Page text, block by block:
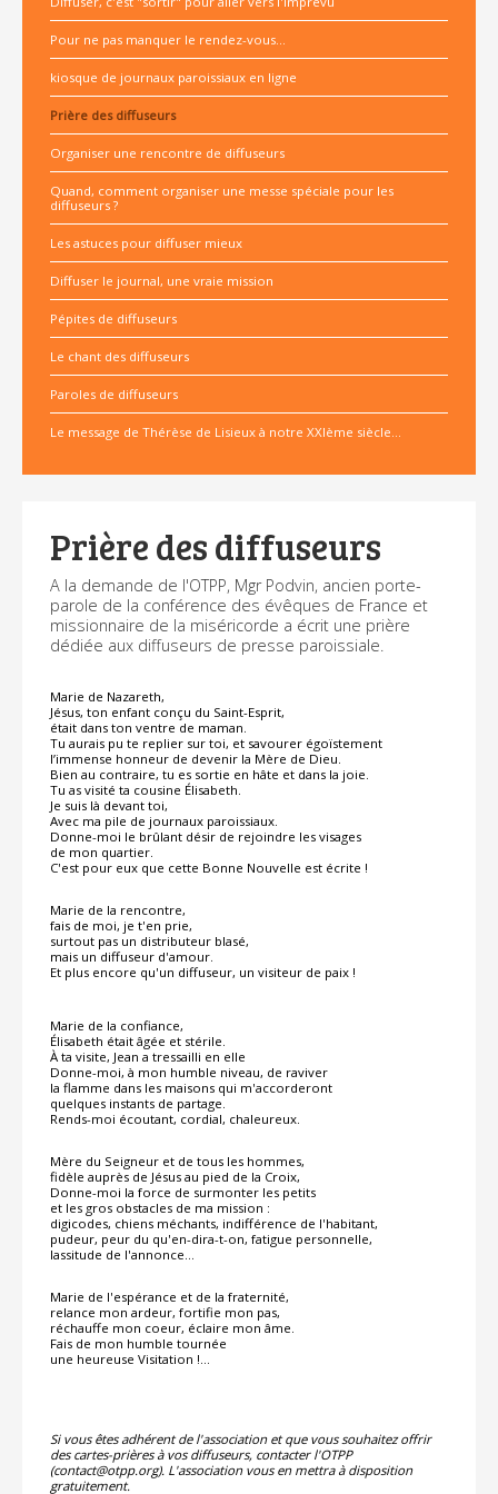
Pour ne pas manquer le rendez-vous...
kiosque de journaux paroissiaux en ligne
Prière des diffuseurs
Organiser une rencontre de diffuseurs
Quand, comment organiser une messe spéciale pour les
diffuseurs ?
Les astuces pour diffuser mieux
Diffuser le journal, une vraie mission
Pépites de diffuseurs
Le chant des diffuseurs
Paroles de diffuseurs
Le message de Thérèse de Lisieux à notre XXIème siècle...
Prière des diffuseurs
A la demande de l'OTPP, Mgr Podvin, ancien porte-
parole de la conférence des évêques de France et
missionnaire de la miséricorde a écrit une prière
dédiée aux diffuseurs de presse paroissiale.
Marie de Nazareth,
Jésus, ton enfant conçu du Saint-Esprit,
était dans ton ventre de maman.
Tu aurais pu te replier sur toi, et savourer égoïstement
l’immense honneur de devenir la Mère de Dieu.
Bien au contraire, tu es sortie en hâte et dans la joie.
Tu as visité ta cousine Élisabeth.
Je suis là devant toi,
Avec ma pile de journaux paroissiaux.
Donne-moi le brûlant désir de rejoindre les visages
de mon quartier.
C'est pour eux que cette Bonne Nouvelle est écrite !
Marie de la rencontre,
fais de moi, je t'en prie,
surtout pas un distributeur blasé,
mais un diffuseur d'amour.
Et plus encore qu'un diffuseur, un visiteur de paix !
Marie de la confiance,
Élisabeth était âgée et stérile.
À ta visite, Jean a tressailli en elle
Donne-moi, à mon humble niveau, de raviver
la flamme dans les maisons qui m'accorderont
quelques instants de partage.
Rends-moi écoutant, cordial, chaleureux.
Mère du Seigneur et de tous les hommes,
fidèle auprès de Jésus au pied de la Croix,
Donne-moi la force de surmonter les petits
et les gros obstacles de ma mission :
digicodes, chiens méchants, indifférence de l'habitant,
pudeur, peur du qu'en-dira-t-on, fatigue personnelle,
lassitude de l'annonce…
Marie de l'espérance et de la fraternité,
relance mon ardeur, fortifie mon pas,
réchauffe mon coeur, éclaire mon âme.
Fais de mon humble tournée
une heureuse Visitation !…
Si vous êtes adhérent de l'association et que vous souhaitez offrir
des cartes-prières à vos diffuseurs, contacter l'OTPP
(contact@otpp.org). L'association vous en mettra à disposition
gratuitement.